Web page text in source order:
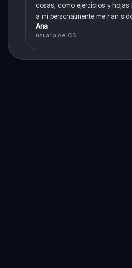
cosas, como ejercicios y hojas
a mí personalmente me han
Ana
usuaria de iOS